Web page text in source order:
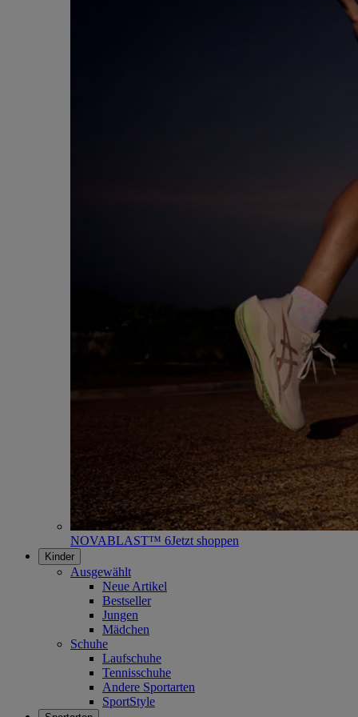
NOVABLAST™ 6Jetzt shoppen
Kinder
Ausgewählt
Neue Artikel
Bestseller
Jungen
Mädchen
Schuhe
Laufschuhe
Tennisschuhe
Andere Sportarten
SportStyle